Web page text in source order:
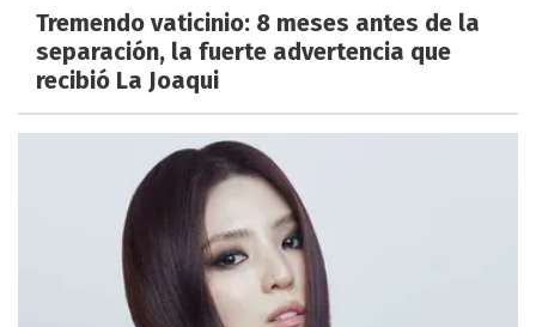
Tremendo vaticinio: 8 meses antes de la
separación, la fuerte advertencia que
recibió La Joaqui